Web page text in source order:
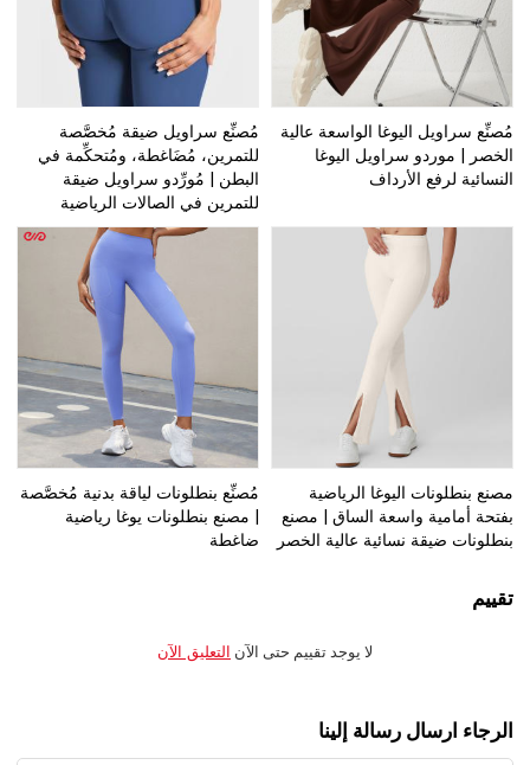
مُصنِّع سراويل اليوغا الواسعة عالية
الخصر | موردو سراويل اليوغا
النسائية لرفع الأرداف
مُصنِّع سراويل ضيقة مُخصَّصة
للتمرين، مُضَاغطة، ومُتحكِّمة في
البطن | مُورِّدو سراويل ضيقة
للتمرين في الصالات الرياضية
مصنع بنطلونات اليوغا الرياضية
بفتحة أمامية واسعة الساق | مصنع
بنطلونات ضيقة نسائية عالية الخصر
مُصنِّع بنطلونات لياقة بدنية مُخصَّصة
| مصنع بنطلونات يوغا رياضية
ضاغطة
تقييم
لا يوجد تقييم حتى الآن التعليق الآن
الرجاء ارسال رسالة إلينا